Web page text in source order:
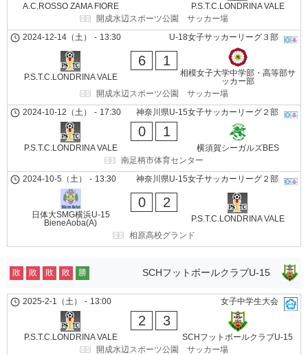
A.C.ROSSO ZAMA FIORE
P.S.T.C.LONDRINA VALE
開成水辺スポーツ公園 サッカー場
U-18女子サッカーリーグ３部
2024-12-14（土） - 13:30
P.S.T.C.LONDRINA VALE
6 1
相模女子大学中学部・高等部サ
ッカー部
開成水辺スポーツ公園 サッカー場
神奈川県U-15女子サッカーリーグ２部
2024-10-12（土） - 17:30
P.S.T.C.LONDRINA VALE
0 1
横須賀シーガルズBES
南足柄市体育センター
神奈川県U-15女子サッカーリーグ２部
2024-10-5（土） - 13:30
日体大SMG横浜U-15
BieneAoba(A)
0 2
P.S.T.C.LONDRINA VALE
相原高校グランド
SCHフットボールクラブU-15
敗 敗 敗 敗 勝
女子中学生大会
2025-2-1（土） - 13:00
P.S.T.C.LONDRINA VALE
2 3
SCHフットボールクラブU-15
開成水辺スポーツ公園 サッカー場